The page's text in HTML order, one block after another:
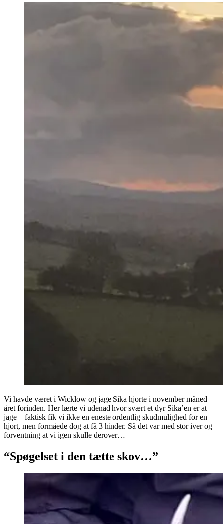
Vi havde været i Wicklow og jage Sika hjorte i november måned
året forinden. Her lærte vi udenad hvor svært et dyr Sika’en er at
jage – faktisk fik vi ikke en eneste ordentlig skudmulighed for en
hjort, men formåede dog at få 3 hinder. Så det var med stor iver og
forventning at vi igen skulle derover…
“Spøgelset i den tætte skov…”